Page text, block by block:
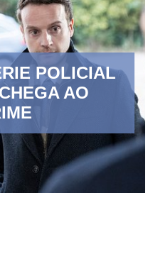
POLICIAL
AO